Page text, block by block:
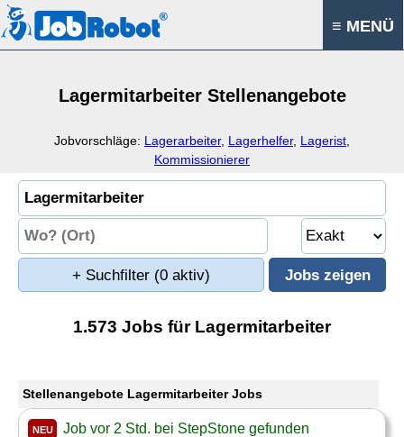
≡ MENÜ
Lagermitarbeiter Stellenangebote
Jobvorschläge: Lagerarbeiter, Lagerhelfer, Lagerist
Kommissionierer
+ Suchfilter (0 aktiv)
1.573 Jobs für Lagermitarbeiter
Stellenangebote Lagermitarbeiter Jobs
NEU Job vor 2 Std. bei StepStone gefunden